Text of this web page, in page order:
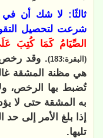
ثالثًا: لا شك أن
شرعت لتحصيل
الصِّيَامُ كَمَا كُتِبَ
(البقرة:183)
. وقد رخص
هي مظنة المشقة
تُضبط بها الرخص،
به المشقة حتى لا
إذا بلغ الأمر إلى
تليها.